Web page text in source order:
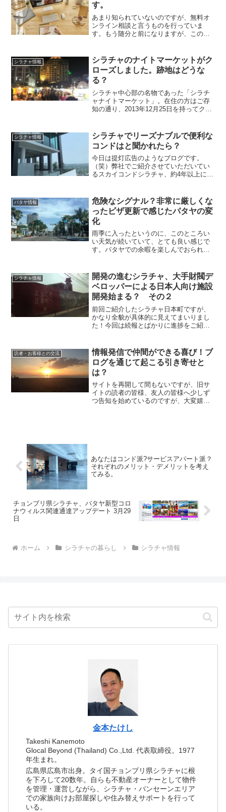
す。
あまり知られていないのですが、無料オ
ンライン相談と言うものを行っていま
す。もう随分と前になりますが、このよ
代を感じます。実際、当時はシラチャも
パタヤも建設ラッシュで一つ...
シラチャ情報
シラチャのナイトマーケットがク
ローズしました。跡地はどうな
る？
シラチャ中心部の名物であった「シラチ
ャナイトマーケット」。在住の方はご存
知の通り、2013年12月25日を持ってクロ
えてきたナイトマーケットですが、中心
部の再開発の為、...
シラチャ情報
シラチャでリーズナブルで便利な
コンドはと聞かれたら？
今日は提灯広告のようなブログです。
（笑）弊社でご紹介させていただいてい
るスカイコンドシラチャ、約4年以上に渡
チャの変遷について思いを馳せる機会が
ありました。管理人の独り...
パタヤ情報
危険なシグナル？非常に厳しくな
ったビザ更新で感じたパタヤの変
化
雨季に入ったというのに、このところい
い天気が続いていて、とても良い感じで
す。パタヤでの余暇を楽しんでおられる
半が怖いですが、まあ、そのときはその
ときです。タイの人らしく...
シラチャ情報
開発の進むシラチャ、大手財閥デ
ベロッパーによる日本人向け施設
開発始まる？ その２
前回ご紹介したシラチャ日本町ですが、
かなり全貌が具体的に見えてまいりまし
た！今回は続報とばかりに進捗をご紹介
なる完成イメージです。さすが日本町と
いうだけあって、かなり...
読者・お客様との交流
情報発信で仲間ができる喜び！ブ
ログを通じて起こる引き寄せと
は？
サイトを再開して間もないですが、旧サ
イトの読者の皆様、友人の皆様へ少しず
つ告知を始めているのですが、大変嬉し
あなたはコンド派?サービスアパート派？
それぞれのメリット・デメリットを考え
てみる。
チョンブリ県シラチャ、パタヤ新型コロ
ナウィルス関連通達アップデート 3月29
日
ホーム シラチャの暮らし シラチャ情報
金本たけし
Takeshi Kanemoto
Glocal Beyond (Thailand) Co.,Ltd. 代表取締役。1977
年生まれ。
広島県広島市出身。タイ国チョンブリ県シラチャに根
を下ろして20数年。自らも不動産オーナーとして物件
を管理・運営しながら、シラチャ・バンセーンエリア
での家族向けお部屋探しや住み替えサポートを行って
いる。